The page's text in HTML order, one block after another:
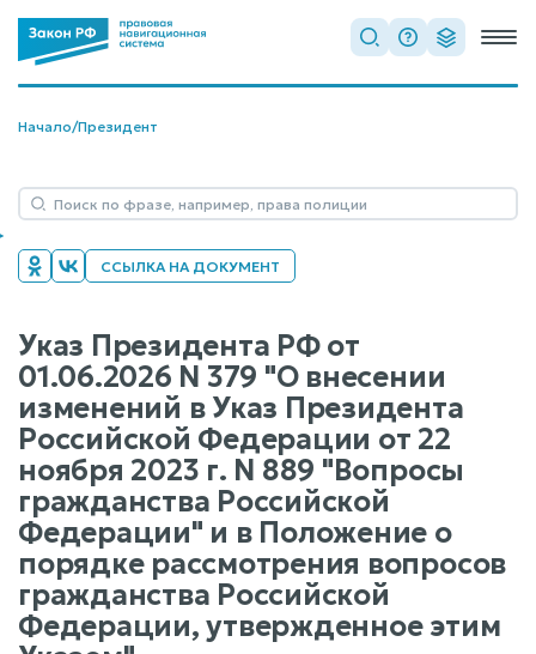
Начало/Президент
ССЫЛКА НА ДОКУМЕНТ
Указ Президента РФ от
01.06.2026 N 379 "О внесении
изменений в Указ Президента
Российской Федерации от 22
ноября 2023 г. N 889 "Вопросы
гражданства Российской
Федерации" и в Положение о
порядке рассмотрения вопросов
гражданства Российской
Федерации, утвержденное этим